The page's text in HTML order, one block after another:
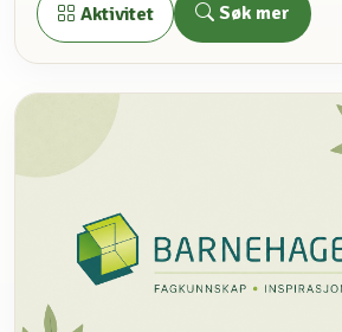
Aktivitet Søk mer